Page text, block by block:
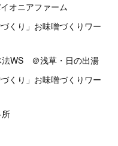
オニアファーム
くり」お味噌づくりワー
WS ＠浅草・日の出湯
くり」お味噌づくりワー